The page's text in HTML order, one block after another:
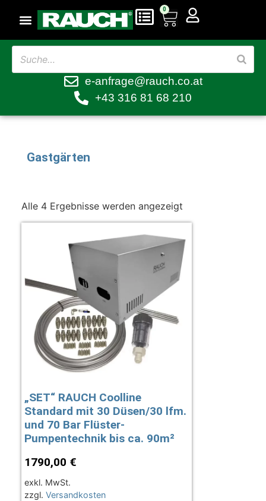
0
e-anfrage@rauch.co.at
+43 316 81 68 210
Gastgärten
Alle 4 Ergebnisse werden angezeigt
„SET“ RAUCH Coolline
Standard mit 30 Düsen/30 lfm.
und 70 Bar Flüster-
Pumpentechnik bis ca. 90m²
1790,00 €
exkl. MwSt.
zzgl. Versandkosten